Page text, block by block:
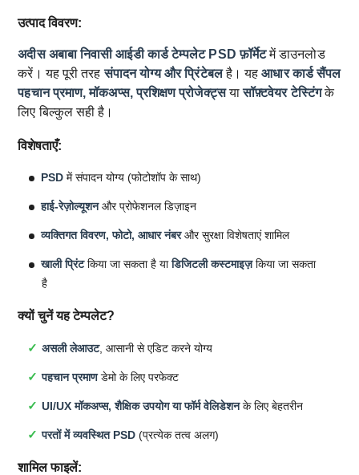
उत्पाद विवरण:
अदीस अबाबा निवासी आईडी कार्ड टेम्पलेट PSD फ़ॉर्मेटमें डाउनलोड
करें। यह पूरी तरहसंपादन योग्य और प्रिंटेबलहै। यहआधार कार्ड सैंपल
पहचान प्रमाण, मॉकअप्स, प्रशिक्षण प्रोजेक्ट्सयासॉफ़्टवेयर टेस्टिंगके
लिए बिल्कुल सही है।
विशेषताएँ:
PSD में संपादन योग्य (फोटोशॉप के साथ)
हाई-रेज़ोल्यूशनऔर प्रोफेशनल डिज़ाइन
व्यक्तिगत विवरण, फोटो, आधार नंबरऔर सुरक्षा विशेषताएं शामिल
खाली प्रिंटकिया जा सकता है याडिजिटली कस्टमाइज़किया जा सकता
है
क्यों चुनें यह टेम्पलेट?
असली लेआउट, आसानी से एडिट करने योग्य
पहचान प्रमाणडेमो के लिए परफेक्ट
UI/UX मॉकअप्स, शैक्षिक उपयोग या फॉर्म वेलिडेशनके लिए बेहतरीन
परतों में व्यवस्थित PSD (प्रत्येक तत्व अलग)
शामिल फाइलें: